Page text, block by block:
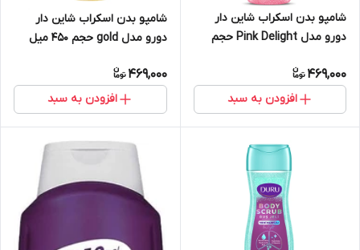
شامپو بدن اسکراب شاین دار
دورو مدل Pink Delight حجم
469,000
افزودن به سبد
شامپو بدن اسکراب شاین دار
دورو مدل gold حجم 450 میل
469,000
افزودن به سبد